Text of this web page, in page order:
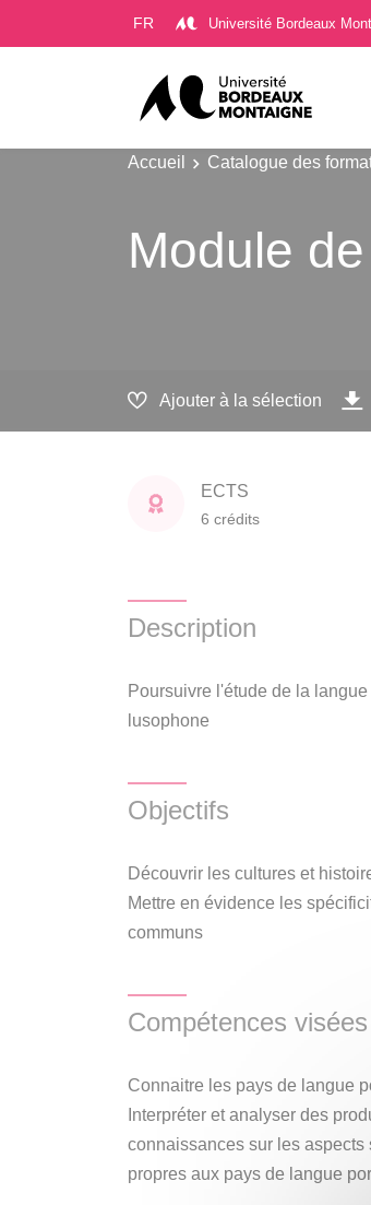
FR Université Bordeaux
Accueil Catalogue des
Module
Ajouter à la sélection
ECTS
6 crédits
Description
Poursuivre l'étude de la
lusophone
Objectifs
Découvrir les cultures et
Mettre en évidence les
communs
Compétences visées
Connaitre les pays de langue
Interpréter et analyser des
connaissances sur les
propres aux pays de langue